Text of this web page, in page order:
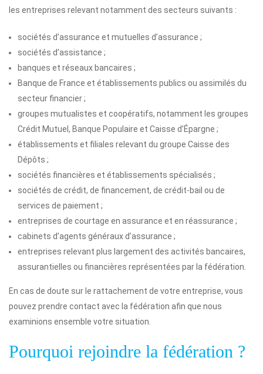
les entreprises relevant notamment des secteurs suivants :
sociétés d’assurance et mutuelles d’assurance ;
sociétés d’assistance ;
banques et réseaux bancaires ;
Banque de France et établissements publics ou assimilés du
secteur financier ;
groupes mutualistes et coopératifs, notamment les groupes
Crédit Mutuel, Banque Populaire et Caisse d’Épargne ;
établissements et filiales relevant du groupe Caisse des
Dépôts ;
sociétés financières et établissements spécialisés ;
sociétés de crédit, de financement, de crédit-bail ou de
services de paiement ;
entreprises de courtage en assurance et en réassurance ;
cabinets d’agents généraux d’assurance ;
entreprises relevant plus largement des activités bancaires,
assurantielles ou financières représentées par la fédération.
En cas de doute sur le rattachement de votre entreprise, vous
pouvez prendre contact avec la fédération afin que nous
examinions ensemble votre situation.
Pourquoi rejoindre la fédération ?